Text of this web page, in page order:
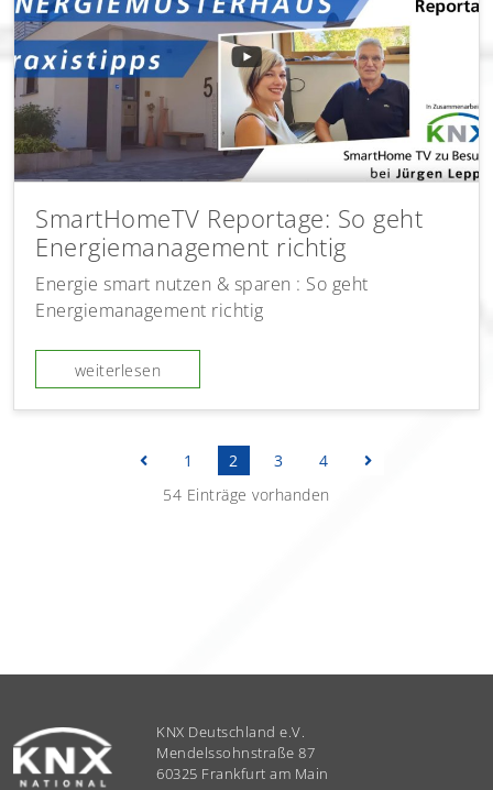
SmartHomeTV Reportage: So geht
Energiemanagement richtig
Energie smart nutzen & sparen : So geht
Energiemanagement richtig
weiterlesen
vorherige
1 2 3 4
nächste
54 Einträge vorhanden
KNX Deutschland e.V.
Mendelssohnstraße 87
60325 Frankfurt am Main